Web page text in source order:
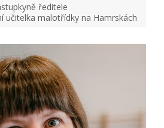
ředitele
učitelka malotřídky na Hamrskách